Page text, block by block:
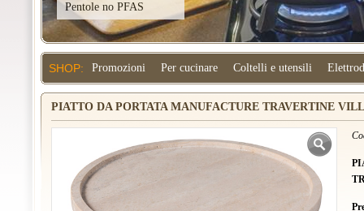
Kitchenaid
SHOP: Promozioni Per cucinare Coltelli e utensili
PIATTO DA PORTATA MANUFACTURE TRAVERTINE